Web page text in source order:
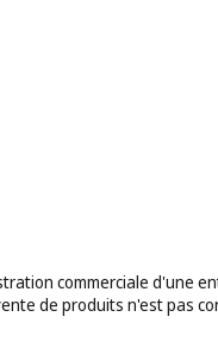
commerciale d'une
de produits n'est pas